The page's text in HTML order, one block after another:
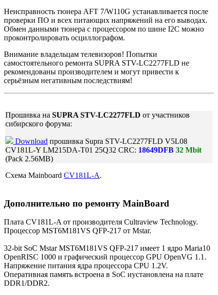
Неисправность тюнера AFT 7/W110G устанавливается после
проверки ПО и всех питающих напряжений на его выводах.
Обмен данными тюнера с процессором по шине I2C можно
проконтролировать осциллографом.
Внимание владельцам телевизоров! Попытки
самостоятельного ремонта SUPRA STV-LC2277FLD не
рекомендованы производителем и могут привести к
серьёзным негативным последствиям!
Прошивка на SUPRA STV-LC2277FLD от участников
сибирского форума:
Download прошивка Supra STV-LC2277FLD V5L08
CV181L-Y LM215DA-T01 25Q32 CRC: 18649DFB 32 Mbit
(Pack 2.56MB)
Схема Mainboard CV181L-A.
Дополнительно по ремонту MainBoard
Плата CV181L-A от производителя Cultraview Technology.
Процессор MST6M181VS QFP-217 от Mstar.
32-bit SoC Mstar MST6M181VS QFP-217 имеет 1 ядро Maria10
OpenRISC 1000 и графический процессор GPU OpenVG 1.1.
Напряжение питания ядра процессора CPU 1.2V.
Оперативная память встроена в SoC иустановлена на плате
DDR1/DDR2.